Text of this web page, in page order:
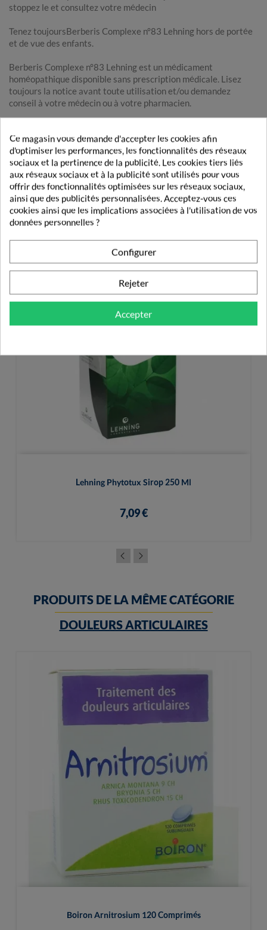
stoppez le et consultez votre médecin
Tenez toujoursBerberis Complexe n°83 Lehning hors de portée
et de vue des enfants.
Berberis Complexe n°83 Lehning est un médicament
homéopathique disponible sans prescription médicale. Lisez
toujours la notice avant toute utilisation et/ou demandez
conseil à votre médecin ou à votre pharmacien.
DE LA MEME MARQUE
LEHNING
Lehning Phytotux Sirop 250 Ml
7,09 €
PRODUITS DE LA MÊME CATÉGORIE
DOULEURS ARTICULAIRES
Boiron Arnitrosium 120 Comprimés
Ce magasin vous demande d'accepter les cookies afin
d'optimiser les performances, les fonctionnalités des réseaux
sociaux et la pertinence de la publicité. Les cookies tiers liés
aux réseaux sociaux et à la publicité sont utilisés pour vous
offrir des fonctionnalités optimisées sur les réseaux sociaux,
ainsi que des publicités personnalisées. Acceptez-vous ces
cookies ainsi que les implications associées à l'utilisation de vos
données personnelles ?
Configurer
Rejeter
Accepter